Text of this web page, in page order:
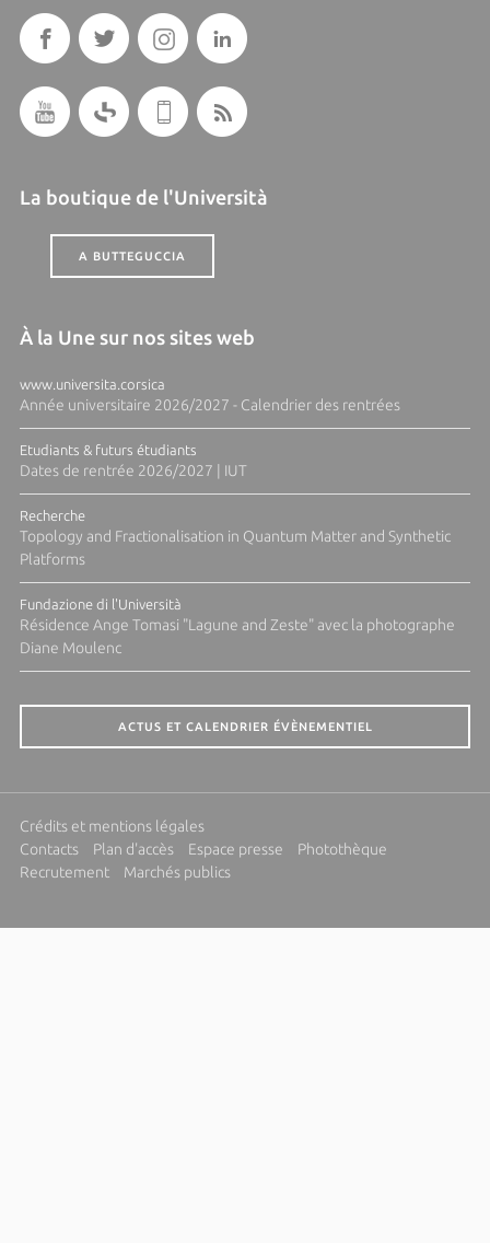
La boutique de l'Università
A BUTTEGUCCIA
À la Une sur nos sites web
www.universita.corsica
Année universitaire 2026/2027 - Calendrier des rentrées
Etudiants & futurs étudiants
Dates de rentrée 2026/2027 | IUT
Recherche
Topology and Fractionalisation in Quantum Matter and Synthetic
Platforms
Fundazione di l'Università
Résidence Ange Tomasi "Lagune and Zeste" avec la photographe
Diane Moulenc
ACTUS ET CALENDRIER ÉVÈNEMENTIEL
Crédits et mentions légales
Contacts
Plan d'accès Espace presse
Photothèque
Recrutement
Marchés publics